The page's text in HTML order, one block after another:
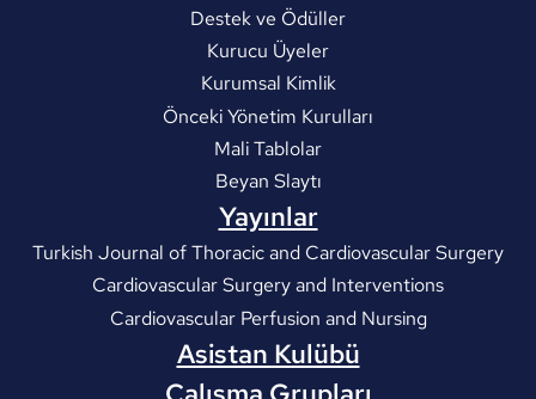
Destek ve Ödüller
Kurucu Üyeler
Kurumsal Kimlik
Önceki Yönetim Kurulları
Mali Tablolar
Beyan Slaytı
Yayınlar
Turkish Journal of Thoracic and Cardiovascular Surgery
Cardiovascular Surgery and Interventions
Cardiovascular Perfusion and Nursing
Asistan Kulübü